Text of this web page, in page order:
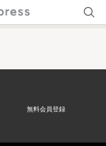
無料会員登録